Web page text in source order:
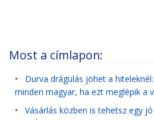
Most a címlapon:
• Durva drágulás jöhet a
minden magyar, ha ezt meglépik a
• Vásárlás közben is tehetsz egy